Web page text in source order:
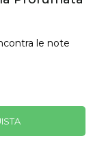
le note